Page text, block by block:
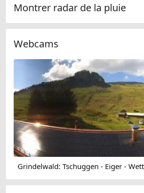
Montrer radar de la pluie
Webcams